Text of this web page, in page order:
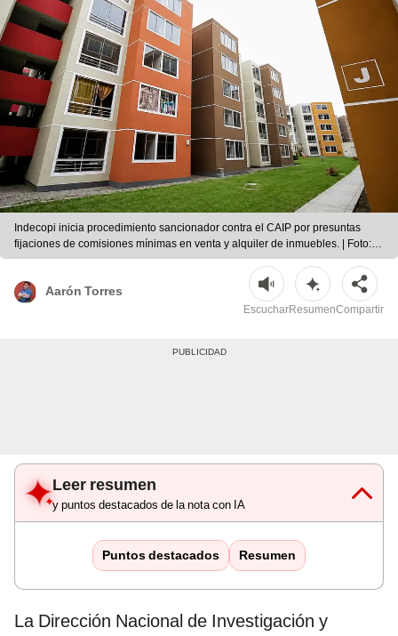
Indecopi inicia procedimiento sancionador contra el CAIP por presuntas
fijaciones de comisiones mínimas en venta y alquiler de inmuebles. | Foto:
Andina
Aarón Torres
EscucharResumenCompartir
Leer resumen
y puntos destacados de la nota con IA
Puntos destacados Resumen
La Dirección Nacional de Investigación y